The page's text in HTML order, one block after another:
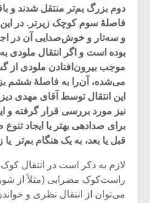
دوم بزرگ بم‌تر منتقل شدند و
فاصلۀ سوم کوچک زیرتر. در این
و سه‌تار و خوش‌صدایی آن در
بوده است و اگر انتقال ملودی
موجب بیرون‌افتادن ملودی از
می‌شده، آن‌را به فاصلۀ ششم
این انتقال توسط آقای مهدی
نیز مورد بررسی قرار گرفته و
برای صدادهی بهتر یا ایجاد
قبل یا بعد، به یک هنگام بم‌تر یا
لازم به ذکر است در انتقال
راست‌کوک مضرابی (مثلاً از
می‌توان از انتقال نظری و